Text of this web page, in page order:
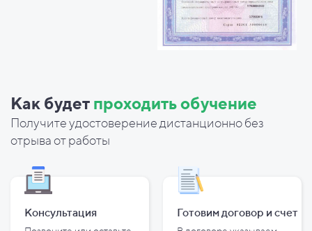
Как будет проходить обучение
Получите удостоверение дистанционно без
отрыва от работы
Консультация Готовим договор и счет